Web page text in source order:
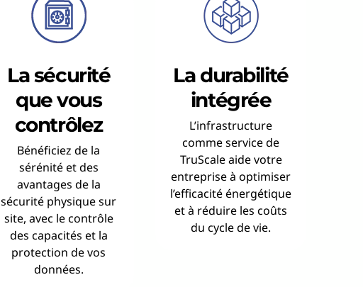
La sécurité
que vous
contrôlez
Bénéficiez de la
sérénité et des
avantages de la
sécurité physique sur
site, avec le contrôle
des capacités et la
protection de vos
données.
La durabilité
intégrée
L’infrastructure
comme service de
TruScale aide votre
entreprise à optimiser
l’efficacité énergétique
et à réduire les coûts
du cycle de vie.